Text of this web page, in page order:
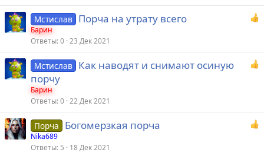
Мстислав Порча на утрату всего
Барин
Ответы 0 23 Дек 2021
Мстислав Как наводят и снимают осиную
порчу
Барин
Ответы 0 22 Дек 2021
Порча Богомерзкая порча
Nika689
Ответы 5 18 Дек 2021